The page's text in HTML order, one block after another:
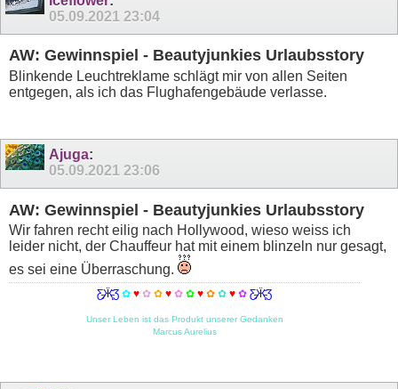
05.09.2021 23:04
AW: Gewinnspiel - Beautyjunkies Urlaubsstory
Blinkende Leuchtreklame schlägt mir von allen Seiten
entgegen, als ich das Flughafengebäude verlasse.
Ajuga:
05.09.2021 23:06
AW: Gewinnspiel - Beautyjunkies Urlaubsstory
Wir fahren recht eilig nach Hollywood, wieso weiss ich
leider nicht, der Chauffeur hat mit einem blinzeln nur gesagt,
es sei eine Überraschung.
Ƹ̵̡Ӝ̵̨̄Ʒ ✿♥✿ ✿ ♥✿✿♥✿✿♥✿Ƹ̵̡Ӝ̵̨̄Ʒ
Unser Leben ist das Produkt unserer Gedanken
Marcus Aurelius